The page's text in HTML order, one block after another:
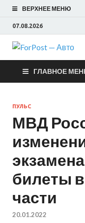
ВЕРХНЕЕ МЕНЮ
07.08.2026
ГЛАВНОЕ
ПУЛЬС
МВД
билеты
части
20.01.2022